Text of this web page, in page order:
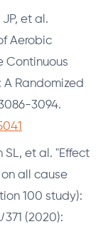
et al.
Aerobic
Continuous
A Randomized
3094.
SL, et al. "Effect
all cause
100 study):
371 (2020):